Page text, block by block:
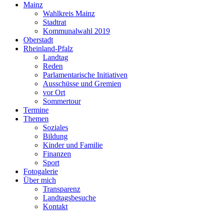
Mainz
Wahlkreis Mainz
Stadtrat
Kommunalwahl 2019
Oberstadt
Rheinland-Pfalz
Landtag
Reden
Parlamentarische Initiativen
Ausschüsse und Gremien
vor Ort
Sommertour
Termine
Themen
Soziales
Bildung
Kinder und Familie
Finanzen
Sport
Fotogalerie
Über mich
Transparenz
Landtagsbesuche
Kontakt